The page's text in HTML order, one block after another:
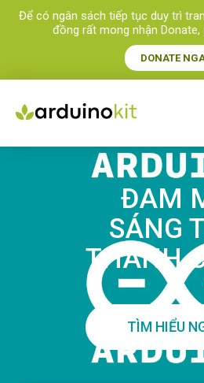
Để có ngân sách tiếp tục duy trì
đồng rất mong nhận
DONATE
ĐAM
SÁNG
THÀNH
TÌM HIỂU